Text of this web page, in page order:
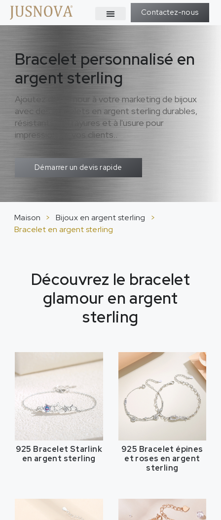
Contactez-nous
Bracelet personnalisé en
argent sterling
Ajoutez du glamour à votre marketing de bijoux
avec des bracelets en argent sterling durables,
résistants aux rayures et à l'usure pour
impressionner vos clients..
Démarrer un devis rapide
Maison > Bijoux en argent sterling
>
Bracelet en argent sterling
Découvrez le bracelet
glamour en argent
sterling
925 Bracelet Starlink
en argent sterling
925 Bracelet épines
et roses en argent
sterling